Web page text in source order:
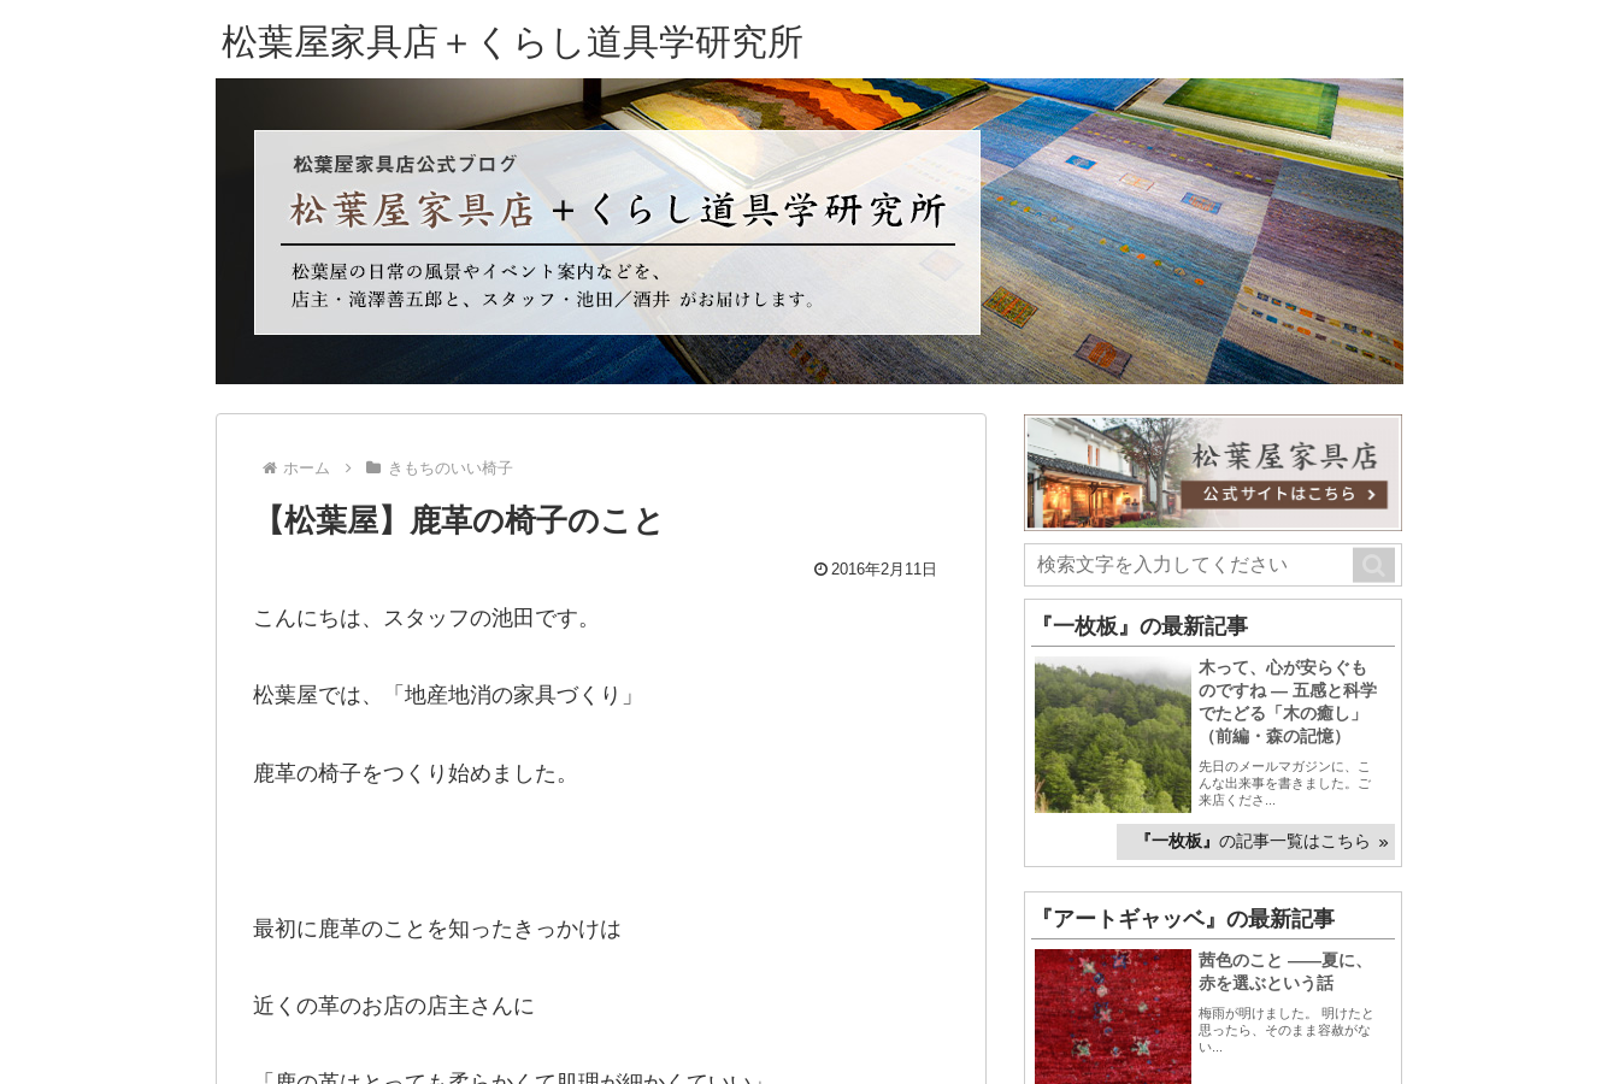
松葉屋家具店＋くらし道具学研究所
ホーム きもちのいい椅子
【松葉屋】鹿革の椅子のこと
2016年2月11日
こんにちは、スタッフの池田です。
松葉屋では、「地産地消の家具づくり」
鹿革の椅子をつくり始めました。
最初に鹿革のことを知ったきっかけは
近くの革のお店の店主さんに
『一枚板』の最新記事
木って、心が安らぐも
のですね ― 五感と科学
でたどる「木の癒し」
（前編・森の記憶）
先日のメールマガジンに、こ
んな出来事を書きました。ご
来店くださ...
『一枚板』 の記事一覧はこちら
『アートギャッベ』の最新記事
茜色のこと ――夏に、
赤を選ぶという話
梅雨が明けました。 明けたと
思ったら、そのまま容赦がな
い...